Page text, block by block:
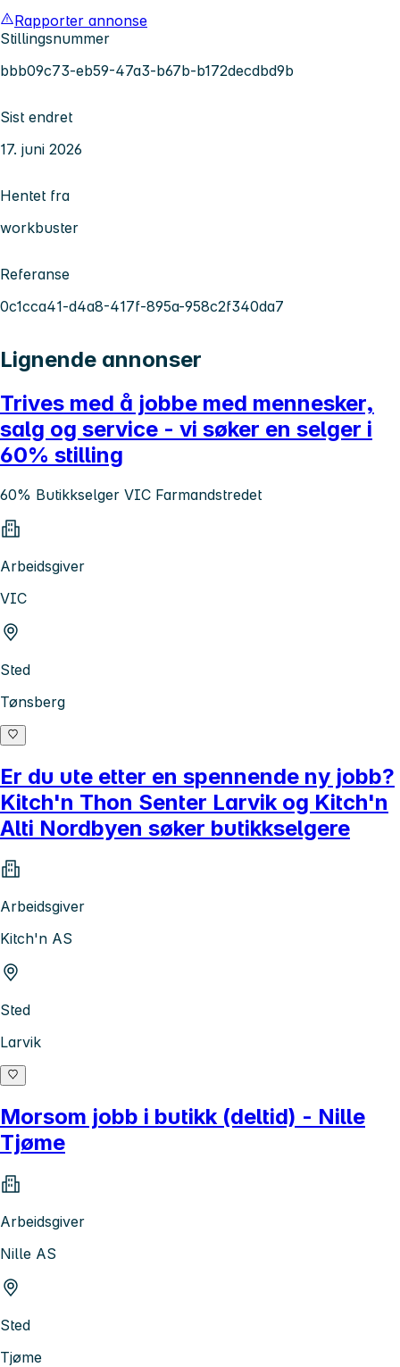
Rapporter annonse
Stillingsnummer
bbb09c73-eb59-47a3-b67b-b172decdbd9b
Sist endret
17. juni 2026
Hentet fra
workbuster
Referanse
0c1cca41-d4a8-417f-895a-958c2f340da7
Lignende annonser
Trives med å jobbe med mennesker,
salg og service - vi søker en selger i
60% stilling
60% Butikkselger VIC Farmandstredet
Arbeidsgiver
VIC
Sted
Tønsberg
Er du ute etter en spennende ny jobb?
Kitch'n Thon Senter Larvik og Kitch'n
Alti Nordbyen søker butikkselgere
Arbeidsgiver
Kitch'n AS
Sted
Larvik
Morsom jobb i butikk (deltid) - Nille
Tjøme
Arbeidsgiver
Nille AS
Sted
Tjøme